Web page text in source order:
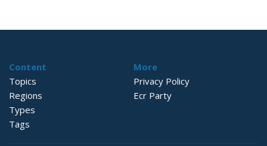
Content
Topics
Regions
Types
Tags
More
Privacy Policy
Ecr Party